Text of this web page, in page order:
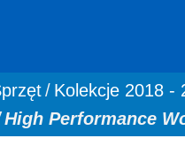
Kolekcje 2018 -
High Performance